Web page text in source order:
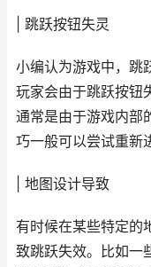
| 跳跃按钮失灵
小编认为游戏中，跳
玩家会由于跳跃按钮
通常是由于游戏内部
巧一般可以尝试重新
| 地图设计导致
有时候在某些特定的
致跳跃失效。比如一